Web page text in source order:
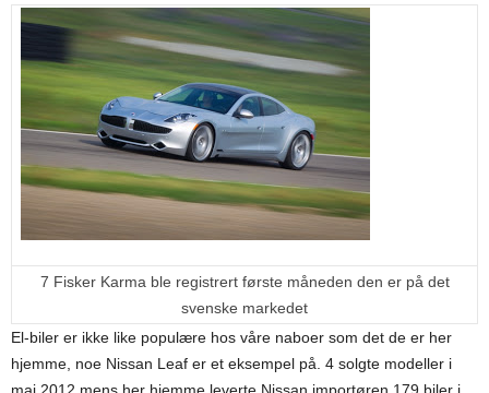
7 Fisker Karma ble registrert første måneden den er på det
svenske markedet
El-biler er ikke like populære hos våre naboer som det de er her
hjemme, noe Nissan Leaf er et eksempel på. 4 solgte modeller i